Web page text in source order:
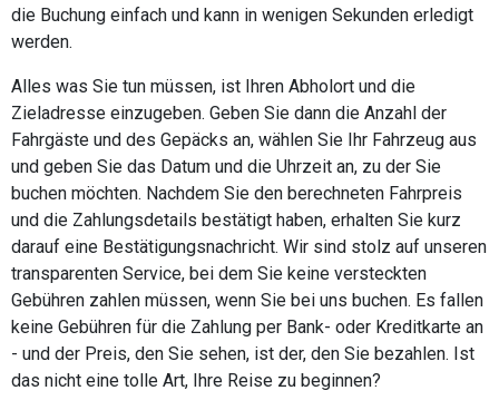
die Buchung einfach und kann in wenigen Sekunden erledigt
werden.
Alles was Sie tun müssen, ist Ihren Abholort und die
Zieladresse einzugeben. Geben Sie dann die Anzahl der
Fahrgäste und des Gepäcks an, wählen Sie Ihr Fahrzeug aus
und geben Sie das Datum und die Uhrzeit an, zu der Sie
buchen möchten. Nachdem Sie den berechneten Fahrpreis
und die Zahlungsdetails bestätigt haben, erhalten Sie kurz
darauf eine Bestätigungsnachricht. Wir sind stolz auf unseren
transparenten Service, bei dem Sie keine versteckten
Gebühren zahlen müssen, wenn Sie bei uns buchen. Es fallen
keine Gebühren für die Zahlung per Bank- oder Kreditkarte an
- und der Preis, den Sie sehen, ist der, den Sie bezahlen. Ist
das nicht eine tolle Art, Ihre Reise zu beginnen?